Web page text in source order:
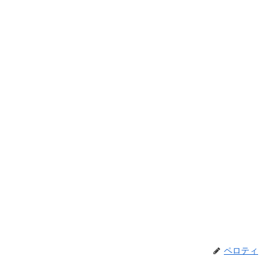
ペロティ